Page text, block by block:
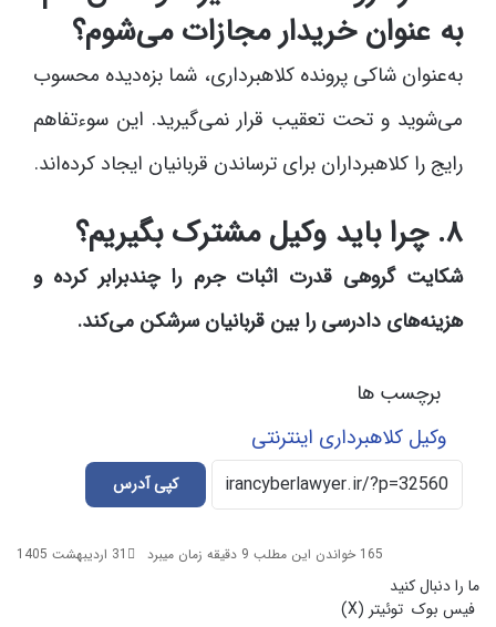
به عنوان خریدار مجازات می‌شوم؟
به‌عنوان شاکی پرونده کلاهبرداری، شما بزه‌دیده محسوب
می‌شوید و تحت تعقیب قرار نمی‌گیرید. این سوءتفاهم
رایج را کلاهبرداران برای ترساندن قربانیان ایجاد کرده‌اند.
۸. چرا باید وکیل مشترک بگیریم؟
شکایت گروهی قدرت اثبات جرم را چندبرابر کرده و
هزینه‌های دادرسی را بین قربانیان سرشکن می‌کند.
برچسب ها
وکیل کلاهبرداری اینترنتی
کپی آدرس
31 اردیبهشت 1405 خواندن این مطلب 9 دقیقه زمان میبرد
ما را دنبال کنید
فیس بوک توئیتر (X)